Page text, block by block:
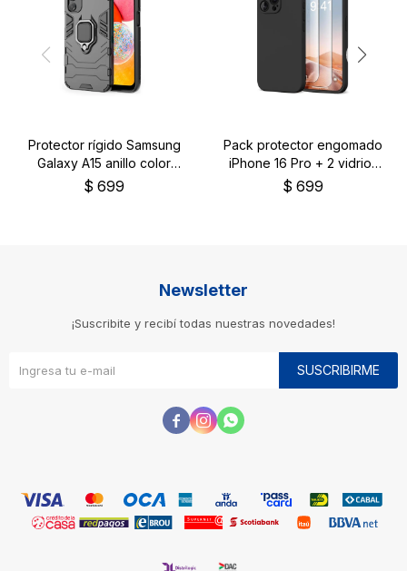
Protector rígido Samsung
Galaxy A15 anillo color
negro
$ 699
Pack protector engomado
iPhone 16 Pro + 2 vidrios
templados
$ 699
Newsletter
¡Suscribite y recibí todas nuestras novedades!
SUSCRIBIRME
  